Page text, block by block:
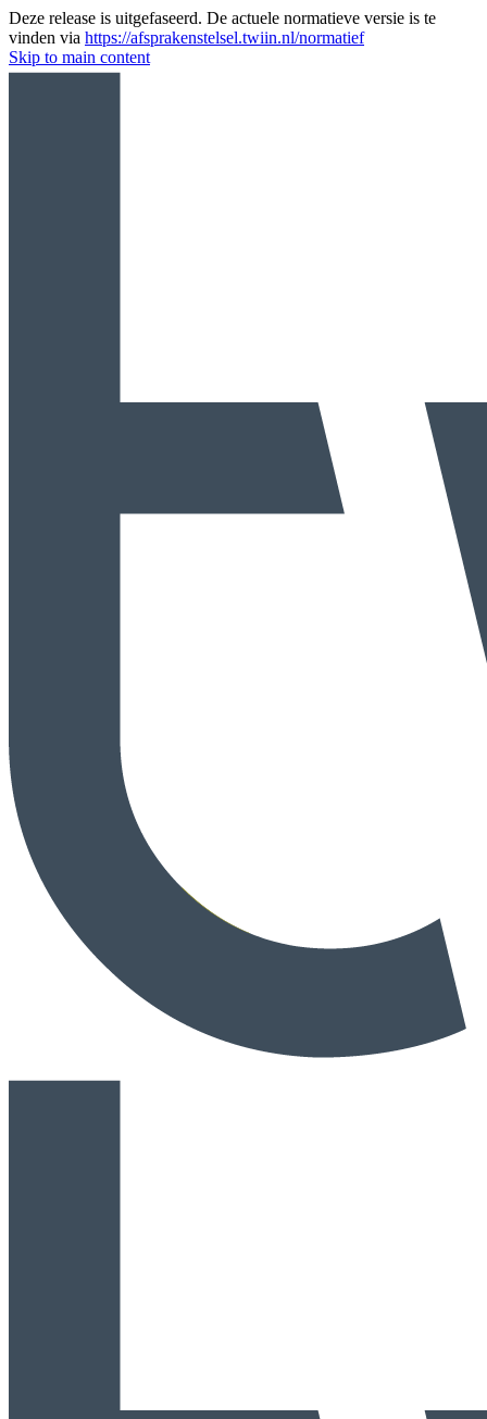
Deze release is uitgefaseerd. De actuele normatieve versie is te
vinden via https://afsprakenstelsel.twiin.nl/normatief
Skip to main content